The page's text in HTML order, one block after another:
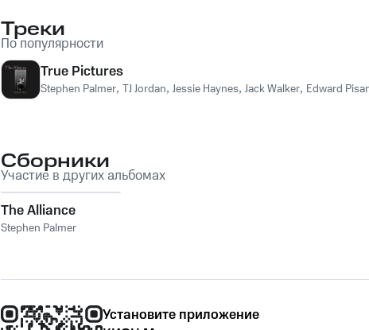
Треки
По популярности
True Pictures
Stephen Palmer, TJ Jordan, Jessie Haynes, Jack Walker, Edward
Сборники
Участие в других альбомах
The Alliance
Stephen Palmer
Установите приложение